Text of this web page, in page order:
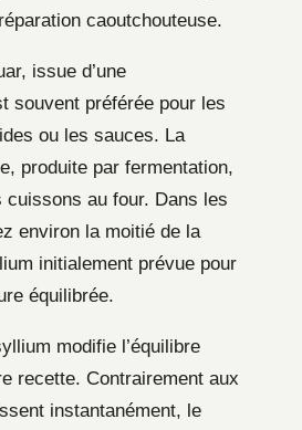
caoutchouteuse.
issue d’une
souvent préférée pour les
ou les sauces. La
produite par fermentation,
cuissons au four. Dans les
environ la moitié de la
initialement prévue pour
équilibrée.
modifie l’équilibre
recette. Contrairement aux
instantanément, le